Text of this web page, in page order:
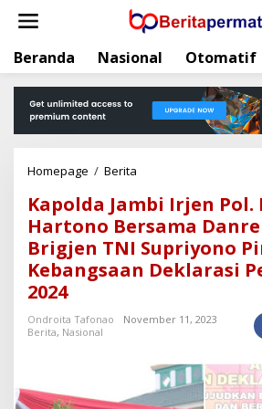
Beranda Nasional Otomatif
Homepage / Berita
p
o
a
a
Kapolda Jambi Irjen Pol.
Hartono Bersama
Brigjen TNI Supriyono
Kebangsaan Deklarasi
2024
Ondroita Tafonao
November 11, 2023
Berita, Nasional